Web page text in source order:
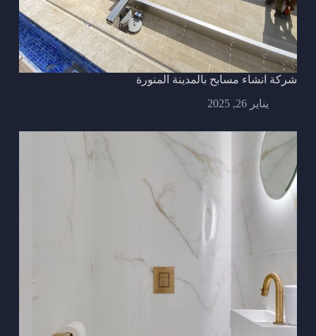
شركة انشاء مسابح بالمدينة المنورة
يناير 26, 2025